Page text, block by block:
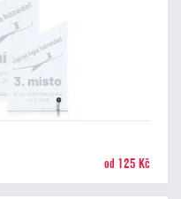
od 125 Kč